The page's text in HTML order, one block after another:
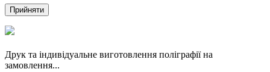
Прийняти
Друк та індивідуальне виготовлення поліграфії на
замовлення...